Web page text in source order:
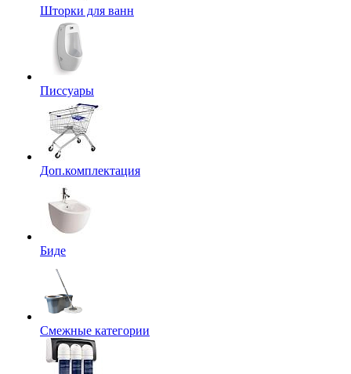
Шторки для ванн
Писсуары
Доп.комплектация
Биде
Смежные категории